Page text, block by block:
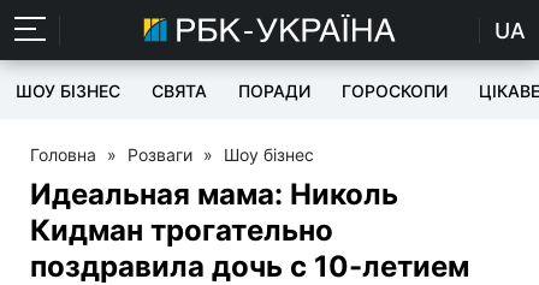
UA
ШОУ БІЗНЕС СВЯТА ПОРАДИ ГОРОСКОПИ ЦІКАВЕ
Головна » Розваги » Шоу бізнес
Идеальная мама: Николь
Кидман трогательно
поздравила дочь с 10-летием